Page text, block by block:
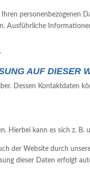
personenbezogenen
Ausführliche
AUF DIESER
Dessen Kontaktdaten
Hierbei kann es sich z.
der Website durch
dieser Daten erfolgt